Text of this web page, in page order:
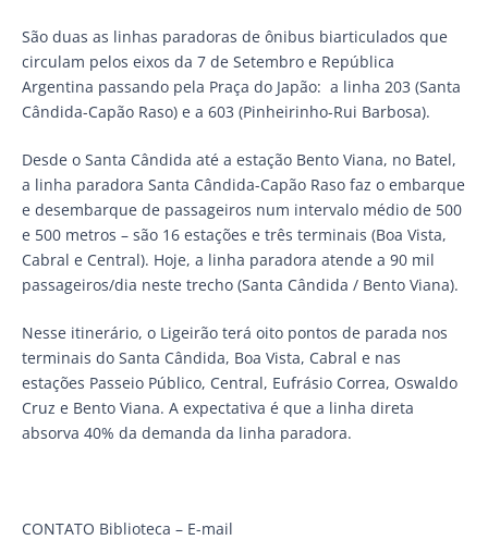
São duas as linhas paradoras de ônibus biarticulados que
circulam pelos eixos da 7 de Setembro e República
Argentina passando pela Praça do Japão: a linha 203 (Santa
Cândida-Capão Raso) e a 603 (Pinheirinho-Rui Barbosa).
Desde o Santa Cândida até a estação Bento Viana, no Batel,
a linha paradora Santa Cândida-Capão Raso faz o embarque
e desembarque de passageiros num intervalo médio de 500
e 500 metros – são 16 estações e três terminais (Boa Vista,
Cabral e Central). Hoje, a linha paradora atende a 90 mil
passageiros/dia neste trecho (Santa Cândida / Bento Viana).
Nesse itinerário, o Ligeirão terá oito pontos de parada nos
terminais do Santa Cândida, Boa Vista, Cabral e nas
estações Passeio Público, Central, Eufrásio Correa, Oswaldo
Cruz e Bento Viana. A expectativa é que a linha direta
absorva 40% da demanda da linha paradora.
CONTATO Biblioteca – E-mail